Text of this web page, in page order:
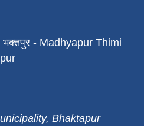
भक्तपुर - Madhyapur Thimi
Bhaktapur